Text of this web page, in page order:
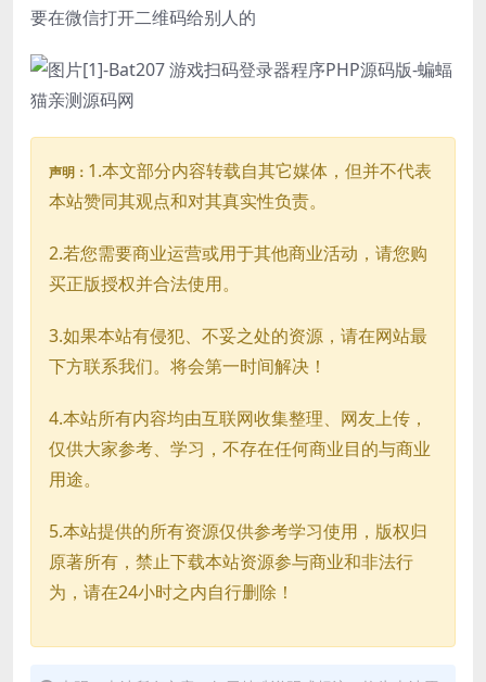
要在微信打开二维码给别人的
声明： 1.本文部分内容转载自其它媒体，但并不代表
本站赞同其观点和对其真实性负责。
2.若您需要商业运营或用于其他商业活动，请您购
买正版授权并合法使用。
3.如果本站有侵犯、不妥之处的资源，请在网站最
下方联系我们。将会第一时间解决！
4.本站所有内容均由互联网收集整理、网友上传，
仅供大家参考、学习，不存在任何商业目的与商业
用途。
5.本站提供的所有资源仅供参考学习使用，版权归
原著所有，禁止下载本站资源参与商业和非法行
为，请在24小时之内自行删除！